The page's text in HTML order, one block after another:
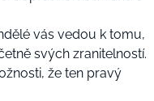
vás vedou k tomu,
svých zranitelností.
že ten pravý